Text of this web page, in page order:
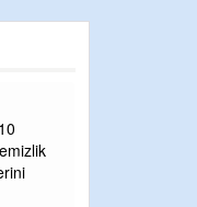
SEKIZ YIL
BAŞLATILDI,
OLMAYAN